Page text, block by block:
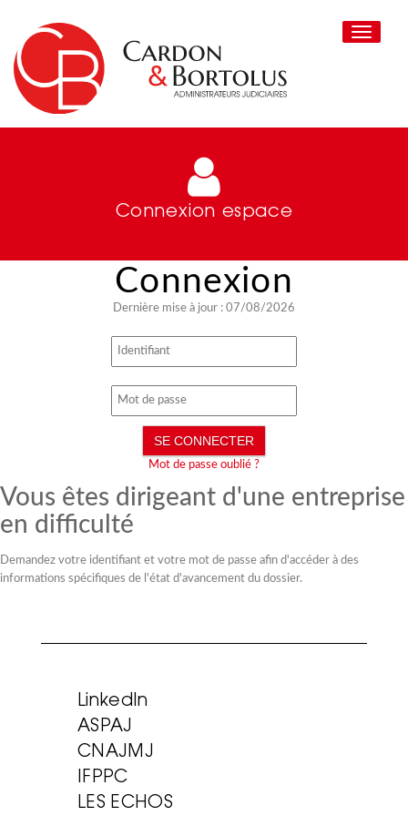
Toggle
Connexion espace
Dernière mise à jour : 07/08/2026
Mot de passe oublié ?
Vous êtes dirigeant d'une entreprise
en difficulté
Demandez votre identifiant et votre mot de passe afin d'accéder à des
informations spécifiques de l'état d'avancement du dossier.
LinkedIn
ASPAJ
CNAJMJ
IFPPC
LES ECHOS